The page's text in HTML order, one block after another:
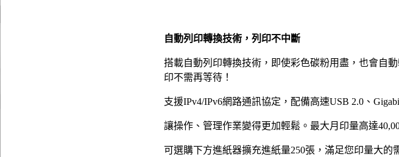
自動列印轉換技術，列印不中斷
搭載自動列印轉換技術，即使彩色碳粉用盡，也會自
印不需再等待！
支援IPv4/IPv6網路通訊協定，配備高速USB 2.0、
讓操作、管理作業變得更加輕鬆。最大月印量高達
可選購下方進紙器擴充進紙量250張，滿足您印量大的